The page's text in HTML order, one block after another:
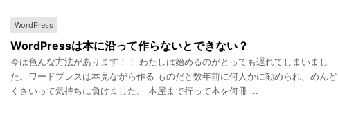
WordPress
WordPressは本に沿って作らないとできない？
今は色んな方法があります！！ わたしは始めるのがとっても遅れてしまいまし
た。ワードプレスは本見ながら作る ものだと数年前に何人かに勧められ、めんど
くさいって気持ちに負けました。 本屋まで行って本を何冊 ...